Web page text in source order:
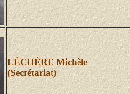
LÉCHÈRE Michèle
(Secrétariat)